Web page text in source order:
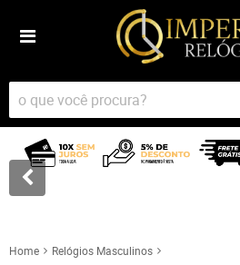
Home
Relógios Masculinos